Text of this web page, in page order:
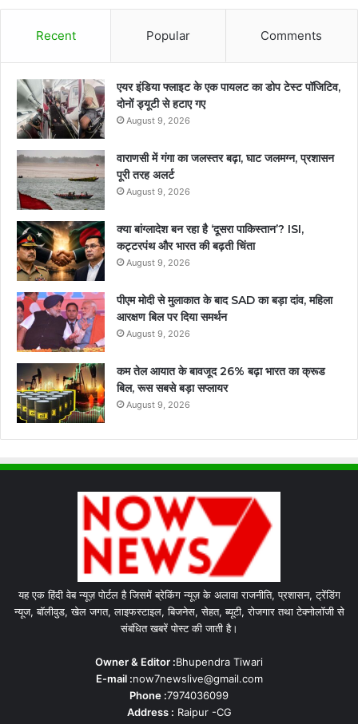
Recent Popular Comments
एयर इंडिया फ्लाइट के एक पायलट का डोप टेस्ट पॉजिटिव,
दोनों ड्यूटी से हटाए गए
August 9, 2026
वाराणसी में गंगा का जलस्तर बढ़ा, घाट जलमग्न, प्रशासन
पूरी तरह अलर्ट
August 9, 2026
क्या बांग्लादेश बन रहा है ‘दूसरा पाकिस्तान’? ISI,
कट्टरपंथ और भारत की बढ़ती चिंता
August 9, 2026
पीएम मोदी से मुलाकात के बाद SAD का बड़ा दांव, महिला
आरक्षण बिल पर दिया समर्थन
August 9, 2026
कम तेल आयात के बावजूद 26% बढ़ा भारत का क्रूड
बिल, रूस सबसे बड़ा सप्लायर
August 9, 2026
यह एक हिंदी वेब न्यूज़ पोर्टल है जिसमें ब्रेकिंग न्यूज़ के अलावा राजनीति, प्रशासन, ट्रेंडिंग
न्यूज, बॉलीवुड, खेल जगत, लाइफस्टाइल, बिजनेस, सेहत, ब्यूटी, रोजगार तथा टेक्नोलॉजी से
संबंधित खबरें पोस्ट की जाती है।
Owner & Editor :Bhupendra Tiwari
E-mail :now7newslive@gmail.com
Phone :7974036099
Address : Raipur -CG